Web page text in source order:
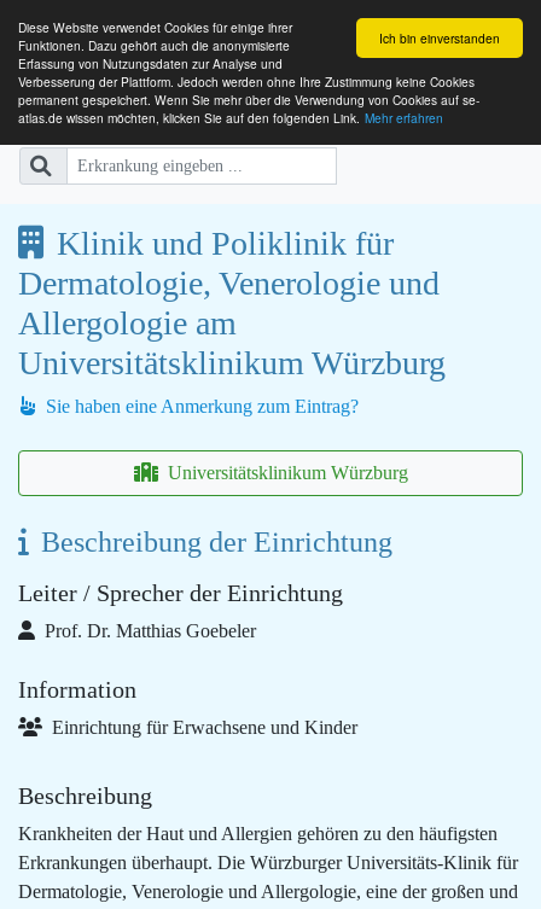
Ich bin einverstanden
Diese Website verwendet Cookies für einige ihrer
Funktionen. Dazu gehört auch die anonymisierte
Erfassung von Nutzungsdaten zur Analyse und
Verbesserung der Plattform. Jedoch werden ohne Ihre Zustimmung keine Cookies
permanent gespeichert. Wenn Sie mehr über die Verwendung von Cookies auf se-
atlas.de wissen möchten, klicken Sie auf den folgenden Link. Mehr erfahren
SE-ATLAS
Versorgungsatlas für Menschen
Klinik und Poliklinik für
Dermatologie, Venerologie und
Allergologie am
Universitätsklinikum Würzburg
Sie haben eine Anmerkung zum Eintrag?
Universitätsklinikum Würzburg
Beschreibung der Einrichtung
Leiter / Sprecher der Einrichtung
Prof. Dr. Matthias Goebeler
Information
Einrichtung für Erwachsene und Kinder
Beschreibung
Krankheiten der Haut und Allergien gehören zu den häufigsten
Erkrankungen überhaupt. Die Würzburger Universitäts-Klinik für
Dermatologie, Venerologie und Allergologie, eine der großen und